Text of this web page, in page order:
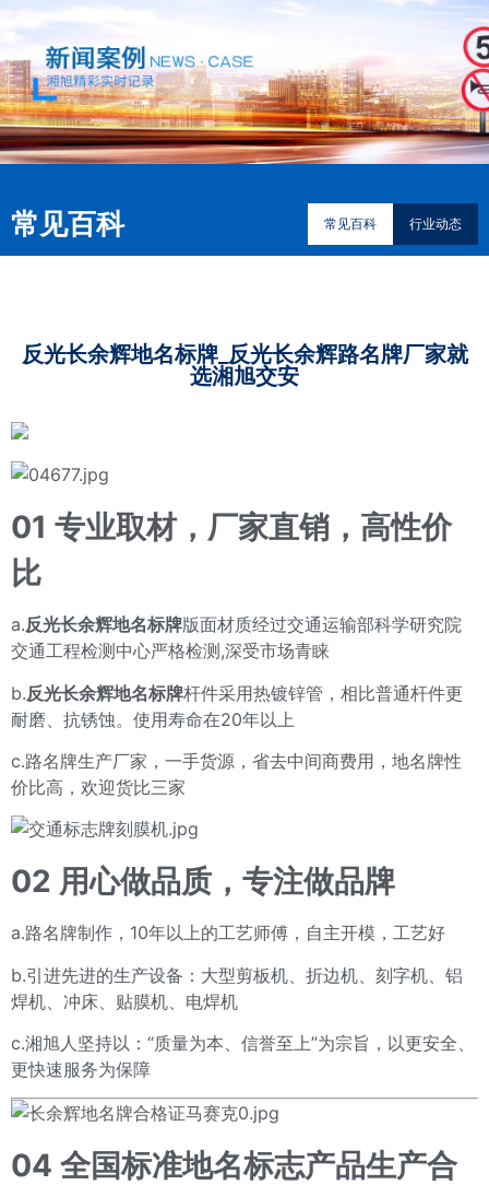
常见百科 常见百科 行业动态
反光长余辉地名标牌_反光长余辉路名牌厂家就
选湘旭交安
01 专业取材，厂家直销，高性价
比
a.反光长余辉地名标牌版面材质经过交通运输部科学研究院
交通工程检测中心严格检测,深受市场青睐
b.反光长余辉地名标牌杆件采用热镀锌管，相比普通杆件更
耐磨、抗锈蚀。使用寿命在20年以上
c.路名牌生产厂家，一手货源，省去中间商费用，地名牌性
价比高，欢迎货比三家
02 用心做品质，专注做品牌
a.路名牌制作，10年以上的工艺师傅，自主开模，工艺好
b.引进先进的生产设备：大型剪板机、折边机、刻字机、铝
焊机、冲床、贴膜机、电焊机
c.湘旭人坚持以：“质量为本、信誉至上”为宗旨，以更安全、
更快速服务为保障
04 全国标准地名标志产品生产合